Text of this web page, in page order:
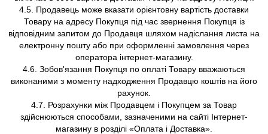
4.5. Продавець може вказати орієнтовну вартість доставки
Товару на адресу Покупця під час звернення Покупця із
відповідним запитом до Продавця шляхом надіслання листа на
електронну пошту або при оформленні замовлення через
оператора інтернет-магазину.
4.6. Зобов'язання Покупця по оплаті Товару вважаються
виконаними з моменту надходження Продавцю коштів на його
рахунок.
4.7. Розрахунки між Продавцем і Покупцем за Товар
здійснюються способами, зазначеними на сайті Інтернет-
магазину в розділі «Оплата і Доставка».